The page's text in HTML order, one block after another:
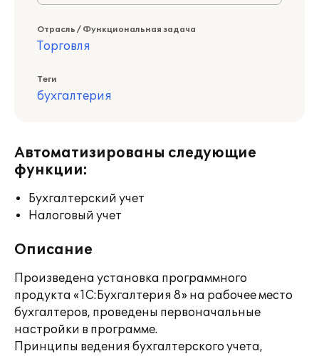
Отрасль / Функциональная задача
Торговля
Теги
бухгалтерия
Автоматизированы следующие
функции:
Бухгалтерский учет
Налоговый учет
Описание
Произведена установка программного
продукта «1С:Бухгалтерия 8» на рабочее место
бухгалтеров, проведены первоначальные
настройки в программе.
Принципы ведения бухгалтерского учета,